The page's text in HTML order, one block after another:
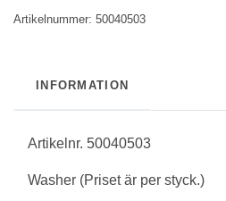
Artikelnummer: 50040503
INFORMATION
Artikelnr. 50040503
Washer (Priset är per styck.)